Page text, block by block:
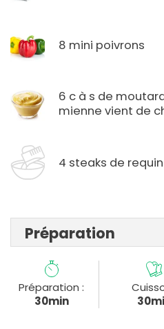
8 mini poivrons
6 c à s de
mienne vient de
4 steaks de
Préparation
Préparation :
30min